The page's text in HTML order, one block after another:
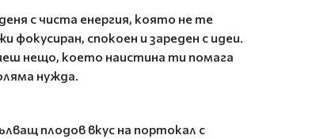
с чиста енергия, която не те
фокусиран, спокоен и зареден с идеи.
нещо, което наистина ти помага
нужда.
плодов вкус на портокал с